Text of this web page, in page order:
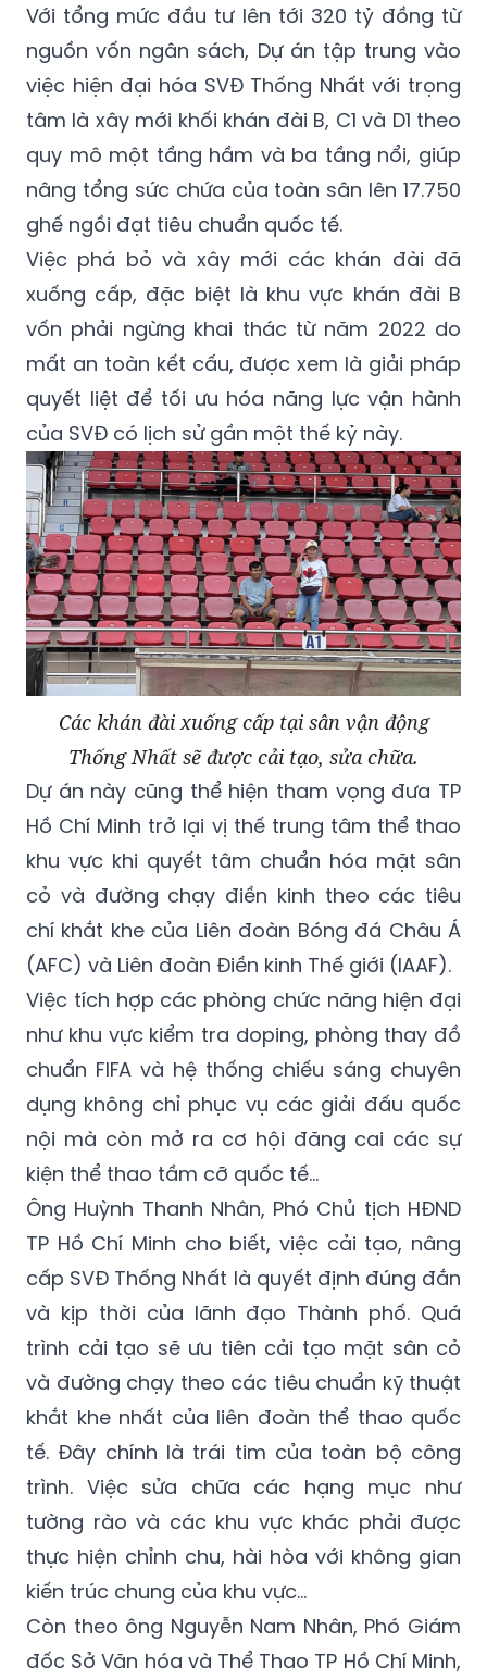
Với tổng mức đầu tư lên tới 320 tỷ đồng từ
nguồn vốn ngân sách, Dự án tập trung vào
việc hiện đại hóa SVĐ Thống Nhất với trọng
tâm là xây mới khối khán đài B, C1 và D1 theo
quy mô một tầng hầm và ba tầng nổi, giúp
nâng tổng sức chứa của toàn sân lên 17.750
ghế ngồi đạt tiêu chuẩn quốc tế.
Việc phá bỏ và xây mới các khán đài đã
xuống cấp, đặc biệt là khu vực khán đài B
vốn phải ngừng khai thác từ năm 2022 do
mất an toàn kết cấu, được xem là giải pháp
quyết liệt để tối ưu hóa năng lực vận hành
của SVĐ có lịch sử gần một thế kỷ này.
Các khán đài xuống cấp tại sân vận động
Thống Nhất sẽ được cải tạo, sửa chữa.
Dự án này cũng thể hiện tham vọng đưa TP
Hồ Chí Minh trở lại vị thế trung tâm thể thao
khu vực khi quyết tâm chuẩn hóa mặt sân
cỏ và đường chạy điền kinh theo các tiêu
chí khắt khe của Liên đoàn Bóng đá Châu Á
(AFC) và Liên đoàn Điền kinh Thế giới (IAAF).
Việc tích hợp các phòng chức năng hiện đại
như khu vực kiểm tra doping, phòng thay đồ
chuẩn FIFA và hệ thống chiếu sáng chuyên
dụng không chỉ phục vụ các giải đấu quốc
nội mà còn mở ra cơ hội đăng cai các sự
kiện thể thao tầm cỡ quốc tế...
Ông Huỳnh Thanh Nhân, Phó Chủ tịch HĐND
TP Hồ Chí Minh cho biết, việc cải tạo, nâng
cấp SVĐ Thống Nhất là quyết định đúng đắn
và kịp thời của lãnh đạo Thành phố. Quá
trình cải tạo sẽ ưu tiên cải tạo mặt sân cỏ
và đường chạy theo các tiêu chuẩn kỹ thuật
khắt khe nhất của liên đoàn thể thao quốc
tế. Đây chính là trái tim của toàn bộ công
trình. Việc sửa chữa các hạng mục như
tường rào và các khu vực khác phải được
thực hiện chỉnh chu, hài hòa với không gian
kiến trúc chung của khu vực…
Còn theo ông Nguyễn Nam Nhân, Phó Giám
đốc Sở Văn hóa và Thể Thao TP Hồ Chí Minh,